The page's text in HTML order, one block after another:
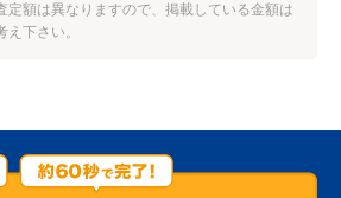
定額は異なりますので、掲載している金額は
下さい。